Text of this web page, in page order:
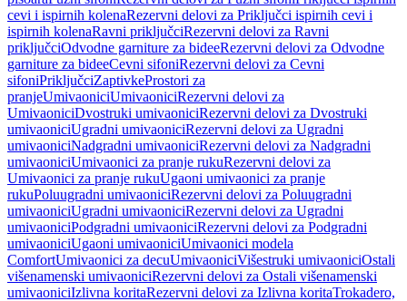
cevi i ispirnih kolenaRezervni delovi za Priključci ispirnih cevi i
ispirnih kolenaRavni priključciRezervni delovi za Ravni
priključciOdvodne garniture za bideeRezervni delovi za Odvodne
garniture za bideeCevni sifoniRezervni delovi za Cevni
sifoniPriključciZaptivkeProstori za
pranjeUmivaoniciUmivaoniciRezervni delovi za
UmivaoniciDvostruki umivaoniciRezervni delovi za Dvostruki
umivaoniciUgradni umivaoniciRezervni delovi za Ugradni
umivaoniciNadgradni umivaoniciRezervni delovi za Nadgradni
umivaoniciUmivaonici za pranje rukuRezervni delovi za
Umivaonici za pranje rukuUgaoni umivaonici za pranje
rukuPoluugradni umivaoniciRezervni delovi za Poluugradni
umivaoniciUgradni umivaoniciRezervni delovi za Ugradni
umivaoniciPodgradni umivaoniciRezervni delovi za Podgradni
umivaoniciUgaoni umivaoniciUmivaonici modela
ComfortUmivaonici za decuUmivaoniciVišestruki umivaoniciOstali
višenamenski umivaoniciRezervni delovi za Ostali višenamenski
umivaoniciIzlivna koritaRezervni delovi za Izlivna koritaTrokadero,